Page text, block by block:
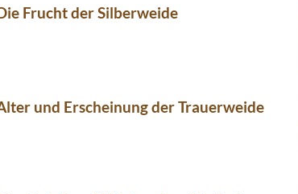
Frucht der Silberweide
und Erscheinung der Trauerweide